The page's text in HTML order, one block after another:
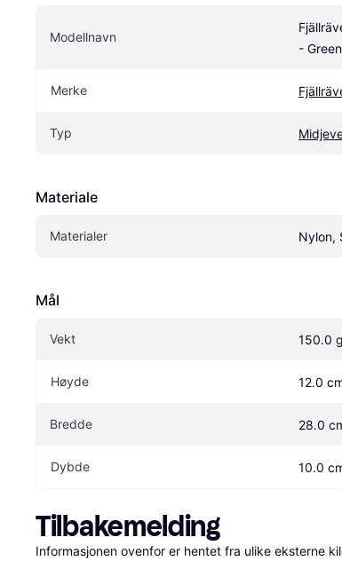
Modellnavn
- Green
Merke
Typ
Materiale
Materialer Nylon,
Mål
Vekt 150.0 g
Høyde 12.0
Bredde 28.0
Dybde 10.0
Tilbakemelding
Informasjonen ovenfor er hentet fra ulike eksterne